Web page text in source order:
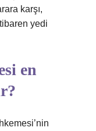
karşı,
yedi
en